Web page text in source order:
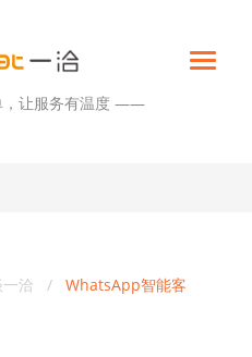
让服务有温度 ——
洽 / WhatsApp智能客